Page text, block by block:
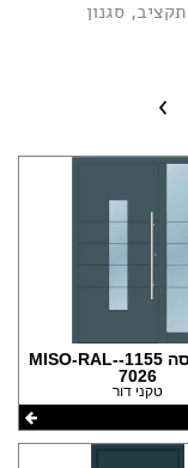
סגנון
דלת כניסה 1155-MISO-RAL-
7026
טקני דור